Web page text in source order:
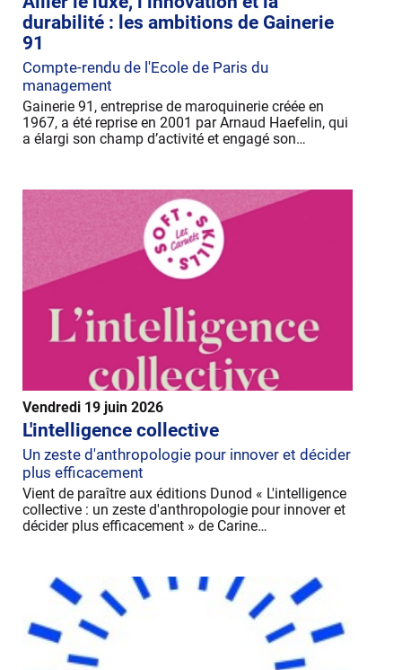
durabilité : les ambitions de Gainerie
91
Compte-rendu de l'Ecole de Paris du
management
Gainerie 91, entreprise de maroquinerie créée en
1967, a été reprise en 2001 par Arnaud Haefelin, qui
a élargi son champ d’activité et engagé son…
Vendredi 19 juin 2026
L'intelligence collective
Un zeste d'anthropologie pour innover et décider
plus efficacement
Vient de paraître aux éditions Dunod « L'intelligence
collective : un zeste d'anthropologie pour innover et
décider plus efficacement » de Carine…